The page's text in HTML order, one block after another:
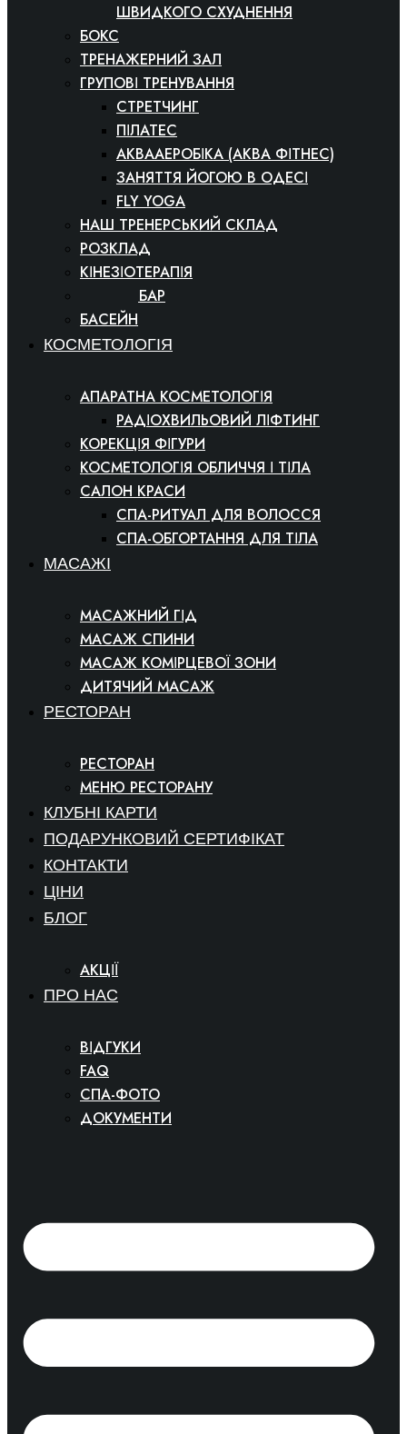
ШВИДКОГО СХУДНЕННЯ
БОКС
ТРЕНАЖЕРНИЙ ЗАЛ
ГРУПОВІ ТРЕНУВАННЯ
СТРЕТЧИНГ
ПІЛАТЕС
АКВААЕРОБІКА (АКВА ФІТНЕС)
ЗАНЯТТЯ ЙОГОЮ В ОДЕСІ
FLY YOGA
НАШ ТРЕНЕРСЬКИЙ СКЛАД
РОЗКЛАД
КІНЕЗІОТЕРАПІЯ
ФІТНЕС БАР
БАСЕЙН
КОСМЕТОЛОГІЯ
АПАРАТНА КОСМЕТОЛОГІЯ
РАДІОХВИЛЬОВИЙ ЛІФТИНГ
КОРЕКЦІЯ ФІГУРИ
КОСМЕТОЛОГІЯ ОБЛИЧЧЯ І ТІЛА
САЛОН КРАСИ
СПА-РИТУАЛ ДЛЯ ВОЛОССЯ
СПА-ОБГОРТАННЯ ДЛЯ ТІЛА
МАСАЖІ
МАСАЖНИЙ ГІД
МАСАЖ СПИНИ
МАСАЖ КОМІРЦЕВОЇ ЗОНИ
ДИТЯЧИЙ МАСАЖ
РЕСТОРАН
РЕСТОРАН
МЕНЮ РЕСТОРАНУ
КЛУБНІ КАРТИ
ПОДАРУНКОВИЙ СЕРТИФІКАТ
КОНТАКТИ
ЦІНИ
БЛОГ
АКЦІЇ
ПРО НАС
ВІДГУКИ
FAQ
СПА-ФОТО
ДОКУМЕНТИ